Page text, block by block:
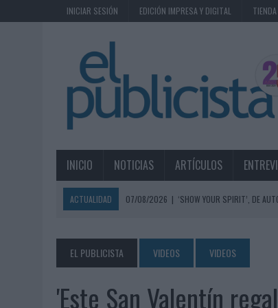
INICIAR SESIÓN EDICIÓN IMPRESA Y DIGITAL TIENDA
INICIO NOTICIAS ARTÍCULOS
ACTUALIDAD 07/08/2026 | ‘SHOW YOUR SPIRIT’, DE
07/08/2026 | MG SPIRIT RELANZA SU MARCA CON UNA
07/08/2026 |
PATRÓN CONVIERTE EL NUEVO SINGLE DE
EL PUBLICISTA VIDEOS VIDEOS
'Este San Valentín